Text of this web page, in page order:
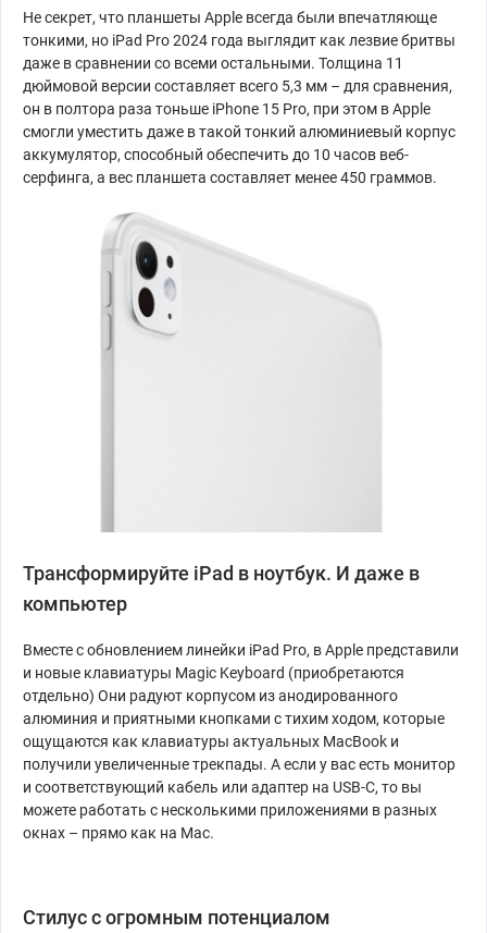
Не секрет, что планшеты Apple всегда были впечатляюще
тонкими, но iPad Pro 2024 года выглядит как лезвие бритвы
даже в сравнении со всеми остальными. Толщина 11
дюймовой версии составляет всего 5,3 мм – для сравнения,
он в полтора раза тоньше iPhone 15 Pro, при этом в Apple
смогли уместить даже в такой тонкий алюминиевый корпус
аккумулятор, способный обеспечить до 10 часов веб-
серфинга, а вес планшета составляет менее 450 граммов.
Трансформируйте iPad в ноутбук. И даже в
компьютер
Вместе с обновлением линейки iPad Pro, в Apple представили
и новые клавиатуры Magic Keyboard (приобретаются
отдельно) Они радуют корпусом из анодированного
алюминия и приятными кнопками с тихим ходом, которые
ощущаются как клавиатуры актуальных MacBook и
получили увеличенные трекпады. А если у вас есть монитор
и соответствующий кабель или адаптер на USB-C, то вы
можете работать с несколькими приложениями в разных
окнах – прямо как на Mac.
Стилус с огромным потенциалом